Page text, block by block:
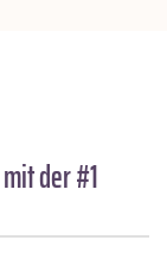
mit der #1